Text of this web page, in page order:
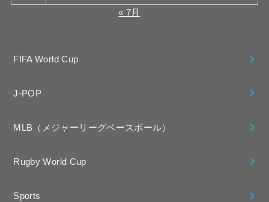
« 7月
FIFA World Cup
J-POP
MLB（メジャーリーグベースボール）
Rugby World Cup
Sports